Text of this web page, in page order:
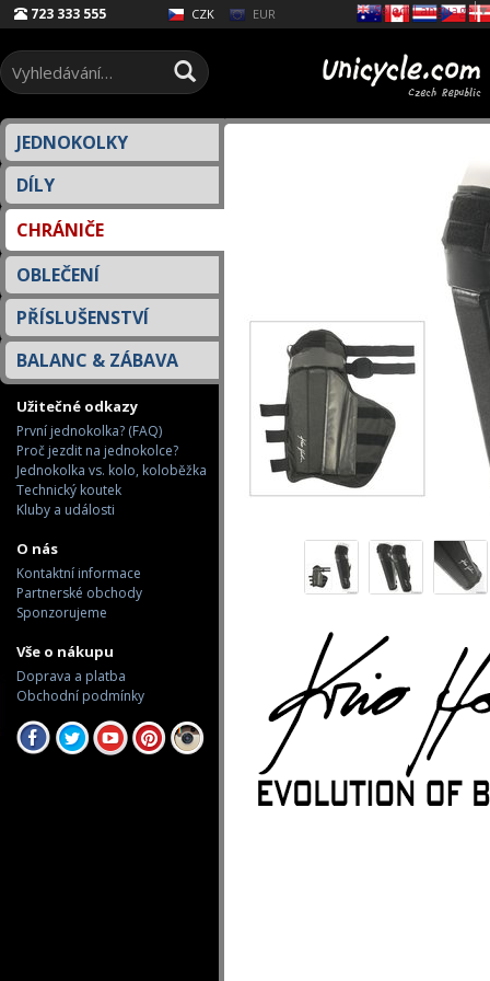
723 333 555 CZK EUR
JEDNOKOLKY
DÍLY
CHRÁNIČE
OBLEČENÍ
PŘÍSLUŠENSTVÍ
BALANC & ZÁBAVA
Užitečné odkazy
První jednokolka? (FAQ)
Proč jezdit na jednokolce?
Jednokolka vs. kolo, koloběžka
Technický koutek
Kluby a události
O nás
Kontaktní informace
Partnerské obchody
Sponzorujeme
Vše o nákupu
Doprava a platba
Obchodní podmínky
Select Language▼